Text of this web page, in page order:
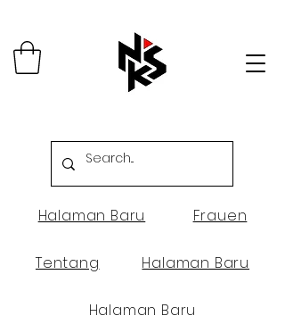
Halaman Baru Frauen
Tentang Halaman Baru
Halaman Baru